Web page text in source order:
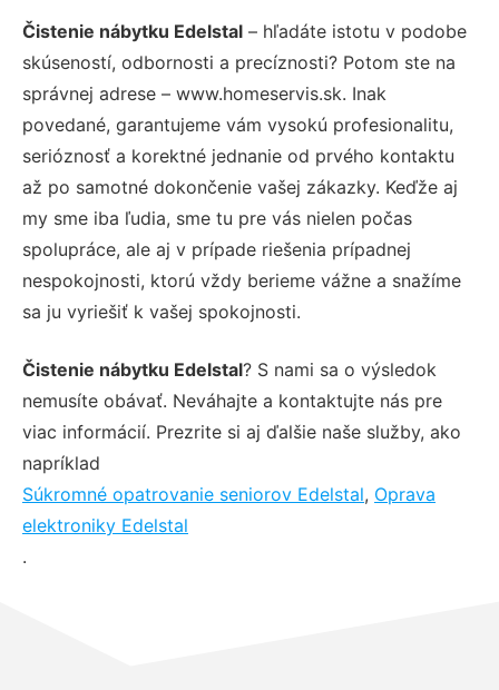
Čistenie nábytku Edelstal – hľadáte istotu v podobe
skúseností, odbornosti a precíznosti? Potom ste na
správnej adrese – www.homeservis.sk. Inak
povedané, garantujeme vám vysokú profesionalitu,
serióznosť a korektné jednanie od prvého kontaktu
až po samotné dokončenie vašej zákazky. Keďže aj
my sme iba ľudia, sme tu pre vás nielen počas
spolupráce, ale aj v prípade riešenia prípadnej
nespokojnosti, ktorú vždy berieme vážne a snažíme
sa ju vyriešiť k vašej spokojnosti.
Čistenie nábytku Edelstal? S nami sa o výsledok
nemusíte obávať. Neváhajte a kontaktujte nás pre
viac informácií. Prezrite si aj ďalšie naše služby, ako
napríklad
Súkromné opatrovanie seniorov Edelstal, Oprava
elektroniky Edelstal
.